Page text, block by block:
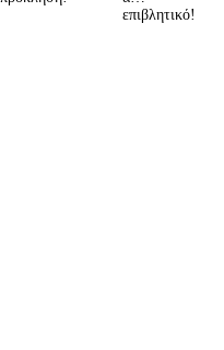
επιβλητικό!